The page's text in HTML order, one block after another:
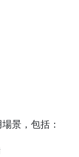
景，包括：